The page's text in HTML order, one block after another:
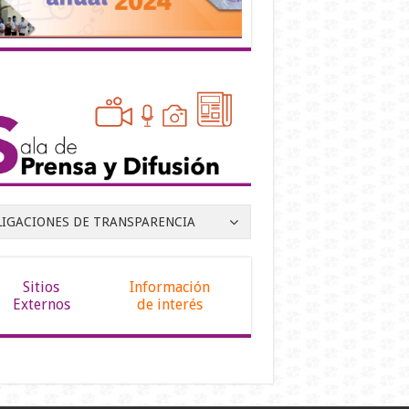
DE TRANSPARENCIA
Sitios
Externos
Información
de interés